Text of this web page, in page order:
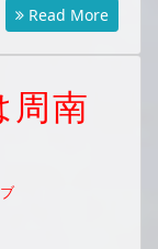
Read More
周南